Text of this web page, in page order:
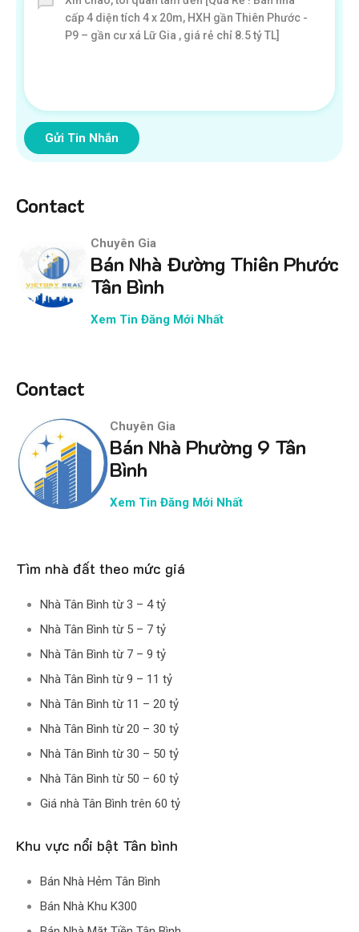
Gửi Tin Nhắn
Contact
Chuyên Gia
Bán Nhà Đường Thiên Phước
Tân Bình
Xem Tin Đăng Mới Nhất
Contact
Chuyên Gia
Bán Nhà Phường 9 Tân
Bình
Xem Tin Đăng Mới Nhất
Tìm nhà đất theo mức giá
Nhà Tân Bình từ 3 – 4 tỷ
Nhà Tân Bình từ 5 – 7 tỷ
Nhà Tân Bình từ 7 – 9 tỷ
Nhà Tân Bình từ 9 – 11 tỷ
Nhà Tân Bình từ 11 – 20 tỷ
Nhà Tân Bình từ 20 – 30 tỷ
Nhà Tân Bình từ 30 – 50 tỷ
Nhà Tân Bình từ 50 – 60 tỷ
Giá nhà Tân Bình trên 60 tỷ
Khu vực nổi bật Tân bình
Bán Nhà Hẻm Tân Bình
Bán Nhà Khu K300